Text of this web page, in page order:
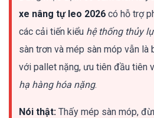
xe nâng tự leo 2026 có hỗ trợ
các cải tiến kiểu hệ thống thủy
sàn trơn và mép sàn móp vẫn là
với pallet nặng, ưu tiên đầu tiên
hạ hàng hóa nặng.
Nói thật: Thấy mép sàn móp,